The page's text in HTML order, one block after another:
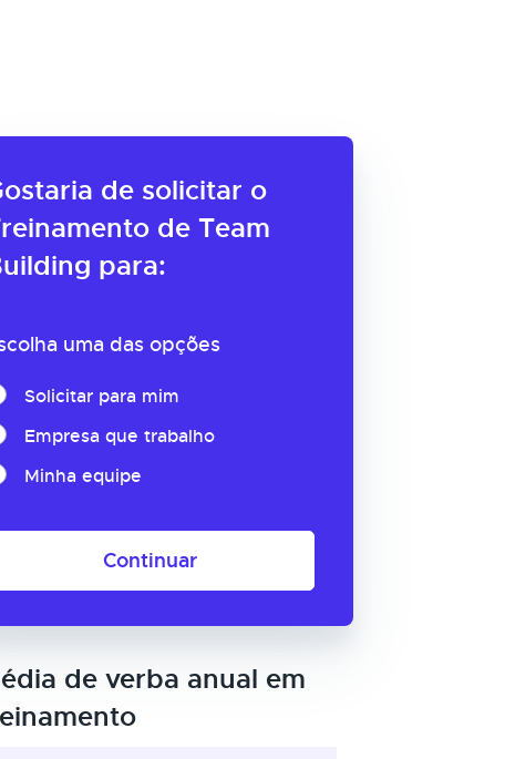
de solicitar o
de Team
para:
uma das opções
Solicitar para mim
Empresa que trabalho
Minha equipe
Continuar
de verba anual em